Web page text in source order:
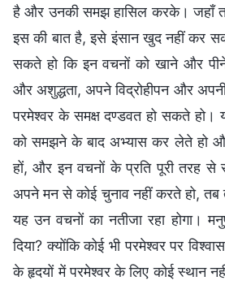
है और उनकी समझ हासिल करके। जहाँ
इस की बात है, इसे इंसान खुद नहीं कर
सकते हो कि इन वचनों को खाने और पीने
और अशुद्धता, अपने विद्रोहीपन और
परमेश्वर के समक्ष दण्डवत हो सकते हो।
को समझने के बाद अभ्यास कर लेते हो
हों, और इन वचनों के प्रति पूरी तरह से
अपने मन से कोई चुनाव नहीं करते हो,
यह उन वचनों का नतीजा रहा होगा।
दिया? क्योंकि कोई भी परमेश्वर पर
के हृदयों में परमेश्वर के लिए कोई स्थान